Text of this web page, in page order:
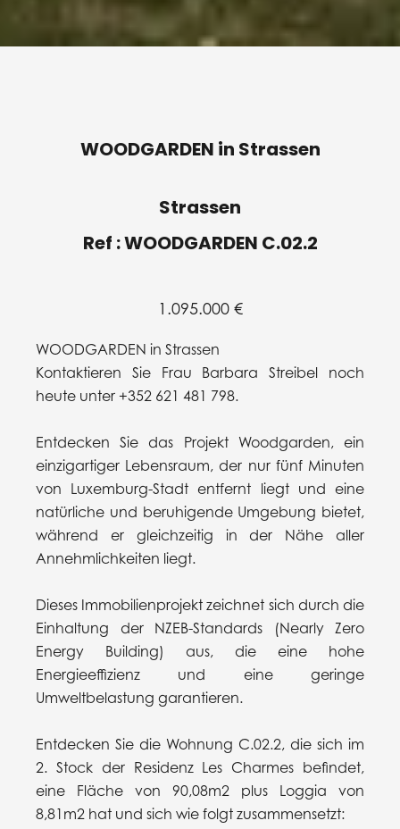
WOODGARDEN in Strassen
Strassen
Ref : WOODGARDEN C.02.2
1.095.000 €
WOODGARDEN in Strassen
Kontaktieren Sie Frau Barbara Streibel noch
heute unter +352 621 481 798.
Entdecken Sie das Projekt Woodgarden, ein
einzigartiger Lebensraum, der nur fünf Minuten
von Luxemburg-Stadt entfernt liegt und eine
natürliche und beruhigende Umgebung bietet,
während er gleichzeitig in der Nähe aller
Annehmlichkeiten liegt.
Dieses Immobilienprojekt zeichnet sich durch die
Einhaltung der NZEB-Standards (Nearly Zero
Energy Building) aus, die eine hohe
Energieeffizienz und eine geringe
Umweltbelastung garantieren.
Entdecken Sie die Wohnung C.02.2, die sich im
2. Stock der Residenz Les Charmes befindet,
eine Fläche von 90,08m2 plus Loggia von
8,81m2 hat und sich wie folgt zusammensetzt: